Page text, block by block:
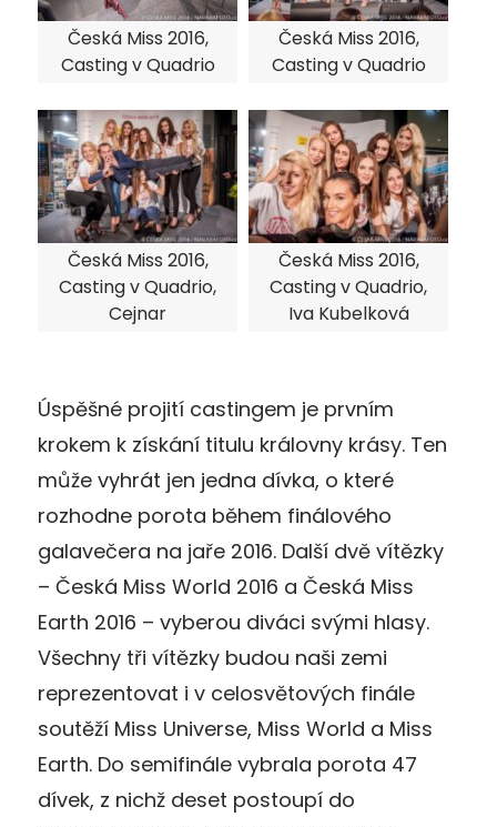
Česká Miss 2016,
Casting v Quadrio
Česká Miss 2016,
Casting v Quadrio
Česká Miss 2016,
Casting v Quadrio,
Cejnar
Česká Miss 2016,
Casting v Quadrio,
Iva Kubelková
Úspěšné projití castingem je prvním
krokem k získání titulu královny krásy. Ten
může vyhrát jen jedna dívka, o které
rozhodne porota během finálového
galavečera na jaře 2016. Další dvě vítězky
– Česká Miss World 2016 a Česká Miss
Earth 2016 – vyberou diváci svými hlasy.
Všechny tři vítězky budou naši zemi
reprezentovat i v celosvětových finále
soutěží Miss Universe, Miss World a Miss
Earth. Do semifinále vybrala porota 47
dívek, z nichž deset postoupí do